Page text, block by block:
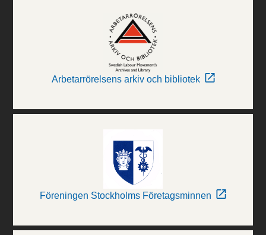
Arbetarrörelsens arkiv och bibliotek
Föreningen Stockholms Företagsminnen